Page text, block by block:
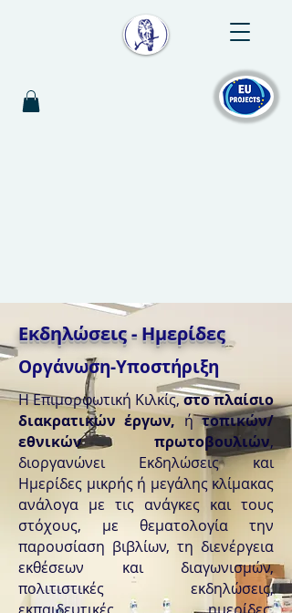
Σύνδεση
Εκδηλώσεις - Ημερίδες
Οργάνωση-Υποστήριξη
Η Επιμορφωτική Κιλκίς,στο πλαίσιο
διακρατικών έργων,ήτοπικών/
εθνικών πρωτοβουλιών,
διοργανώνει Εκδηλώσεις και
Ημερίδες μικρής ή μεγάλης κλίμακας
ανάλογα με τις ανάγκες και τους
στόχους, με θεματολογία την
παρουσίαση βιβλίων, τη διενέργεια
εκθέσεων και διαγωνισμών,
πολιτιστικές εκδηλώσεις,